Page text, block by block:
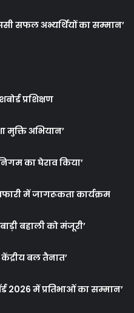
सफल अभ्यर्थियों का सम्मान’
प्रशिक्षण
अभियान’
का घेराव किया’
में जागरूकता कार्यक्रम
बहाली को मंजूरी’
बल तैनात’
2026 में प्रतिभाओं का सम्मान’